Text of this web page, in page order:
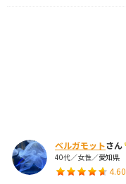
ベルガモットさん
40代／女性／愛知県
4.60